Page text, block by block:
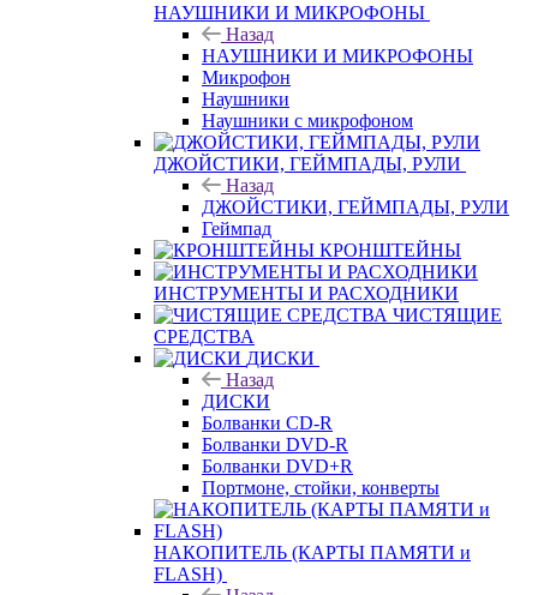
НАУШНИКИ И МИКРОФОНЫ
Назад
НАУШНИКИ И МИКРОФОНЫ
Микрофон
Наушники
Наушники с микрофоном
ДЖОЙСТИКИ, ГЕЙМПАДЫ, РУЛИ
Назад
ДЖОЙСТИКИ, ГЕЙМПАДЫ, РУЛИ
Геймпад
КРОНШТЕЙНЫ
ИНСТРУМЕНТЫ И РАСХОДНИКИ
ЧИСТЯЩИЕ
СРЕДСТВА
ДИСКИ
Назад
ДИСКИ
Болванки CD-R
Болванки DVD-R
Болванки DVD+R
Портмоне, стойки, конверты
НАКОПИТЕЛЬ (КАРТЫ ПАМЯТИ и
FLASH)